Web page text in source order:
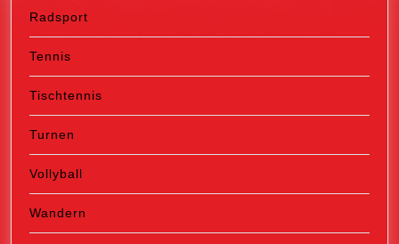
Radsport
Tennis
Tischtennis
Turnen
Vollyball
Wandern